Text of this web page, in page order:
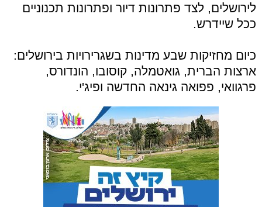
לירושלים, לצד פתרונות דיור ופתרונות תכנוניים
ככל שיידרש.
כיום מחזיקות שבע מדינות בשגרירויות בירושלים:
ארצות הברית, גואטמלה, קוסובו, הונדורס,
פרגוואי, פפואה גינאה החדשה ופיג'י.